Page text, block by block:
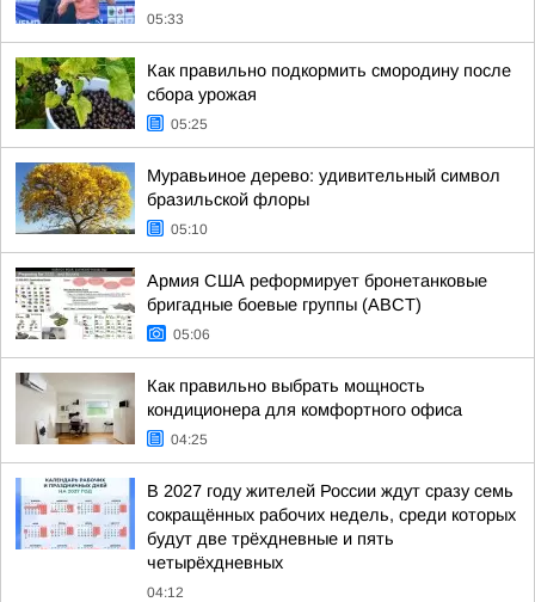
05:33
Как правильно подкормить смородину после
сбора урожая
05:25
Муравьиное дерево: удивительный символ
бразильской флоры
05:10
Армия США реформирует бронетанковые
бригадные боевые группы (ABCT)
05:06
Как правильно выбрать мощность
кондиционера для комфортного офиса
04:25
В 2027 году жителей России ждут сразу семь
сокращённых рабочих недель, среди которых
будут две трёхдневные и пять
четырёхдневных
04:12